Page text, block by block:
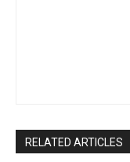
RELATED ARTICLES